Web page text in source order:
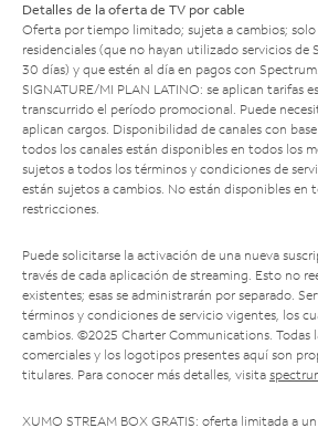
Detalles de la oferta de TV por cable
Oferta por tiempo limitado; sujeta a cambios;
residenciales (que no hayan utilizado servicios de
30 días) y que estén al día en pagos con
SIGNATURE/MI PLAN LATINO: se aplican tarifas
transcurrido el período promocional. Puede
aplican cargos. Disponibilidad de canales con
todos los canales están disponibles en todos los
sujetos a todos los términos y condiciones de
están sujetos a cambios. No están disponibles en
restricciones.
Puede solicitarse la activación de una nueva
través de cada aplicación de streaming. Esto no
existentes; esas se administrarán por separado.
términos y condiciones de servicio vigentes, los
cambios. ©2025 Charter Communications. Todas
comerciales y los logotipos presentes aquí son
titulares. Para conocer más detalles, visita
XUMO STREAM BOX GRATIS: oferta limitada a